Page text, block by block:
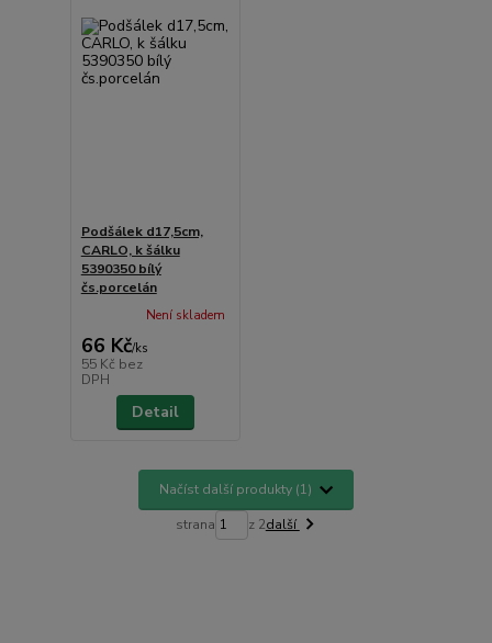
Podšálek d17,5cm,
CARLO, k šálku
5390350 bílý
čs.porcelán
66 Kč/ks
55 Kč bez
DPH
Není skladem
Detail
Načíst další produkty (1)
strana z 2další